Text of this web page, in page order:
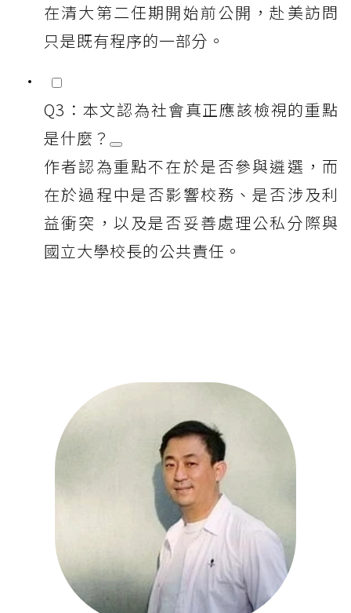
在清大第二任期開始前公開，赴美訪問
只是既有程序的一部分。
Q3：本文認為社會真正應該檢視的重點
是什麼？
作者認為重點不在於是否參與遴選，而
在於過程中是否影響校務、是否涉及利
益衝突，以及是否妥善處理公私分際與
國立大學校長的公共責任。